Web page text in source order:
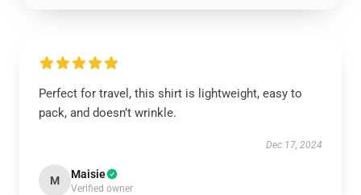
Perfect for travel, this shirt is lightweight, easy to
pack, and doesn’t wrinkle.
Dec 17, 2024
M Maisie
Verified owner